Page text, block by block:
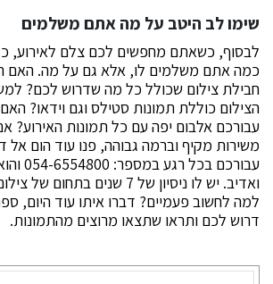
שימו לב היטב על מה אתם משלמים
לבסוף, כשאתם מחפשים לכם צלם לאירוע,
כמה אתם משלמים לו, אלא גם על מה. האם
חבילת צילום שכולל כל מה שדרוש לכם?
הצילום כוללת תמונות סטילס וגם וידאו?
עבורכם אלבום יפה עם כל תמונות האירוע?
משירות מקיף וברמה גבוהה, פנו עוד הום אל
עבורכם
ואדיב. יש לו ניסיון של 7 שנים
למה לחשוב פעמיים? דברו איתו עוד היום,
דרוש לכם ותראו שתצאו מרוצים מהתמונות.